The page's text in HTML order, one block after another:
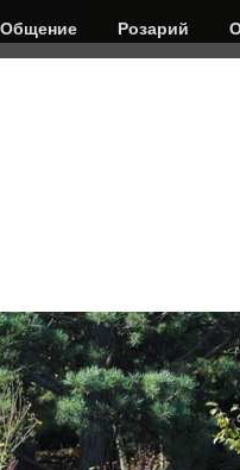
Общение Розарий